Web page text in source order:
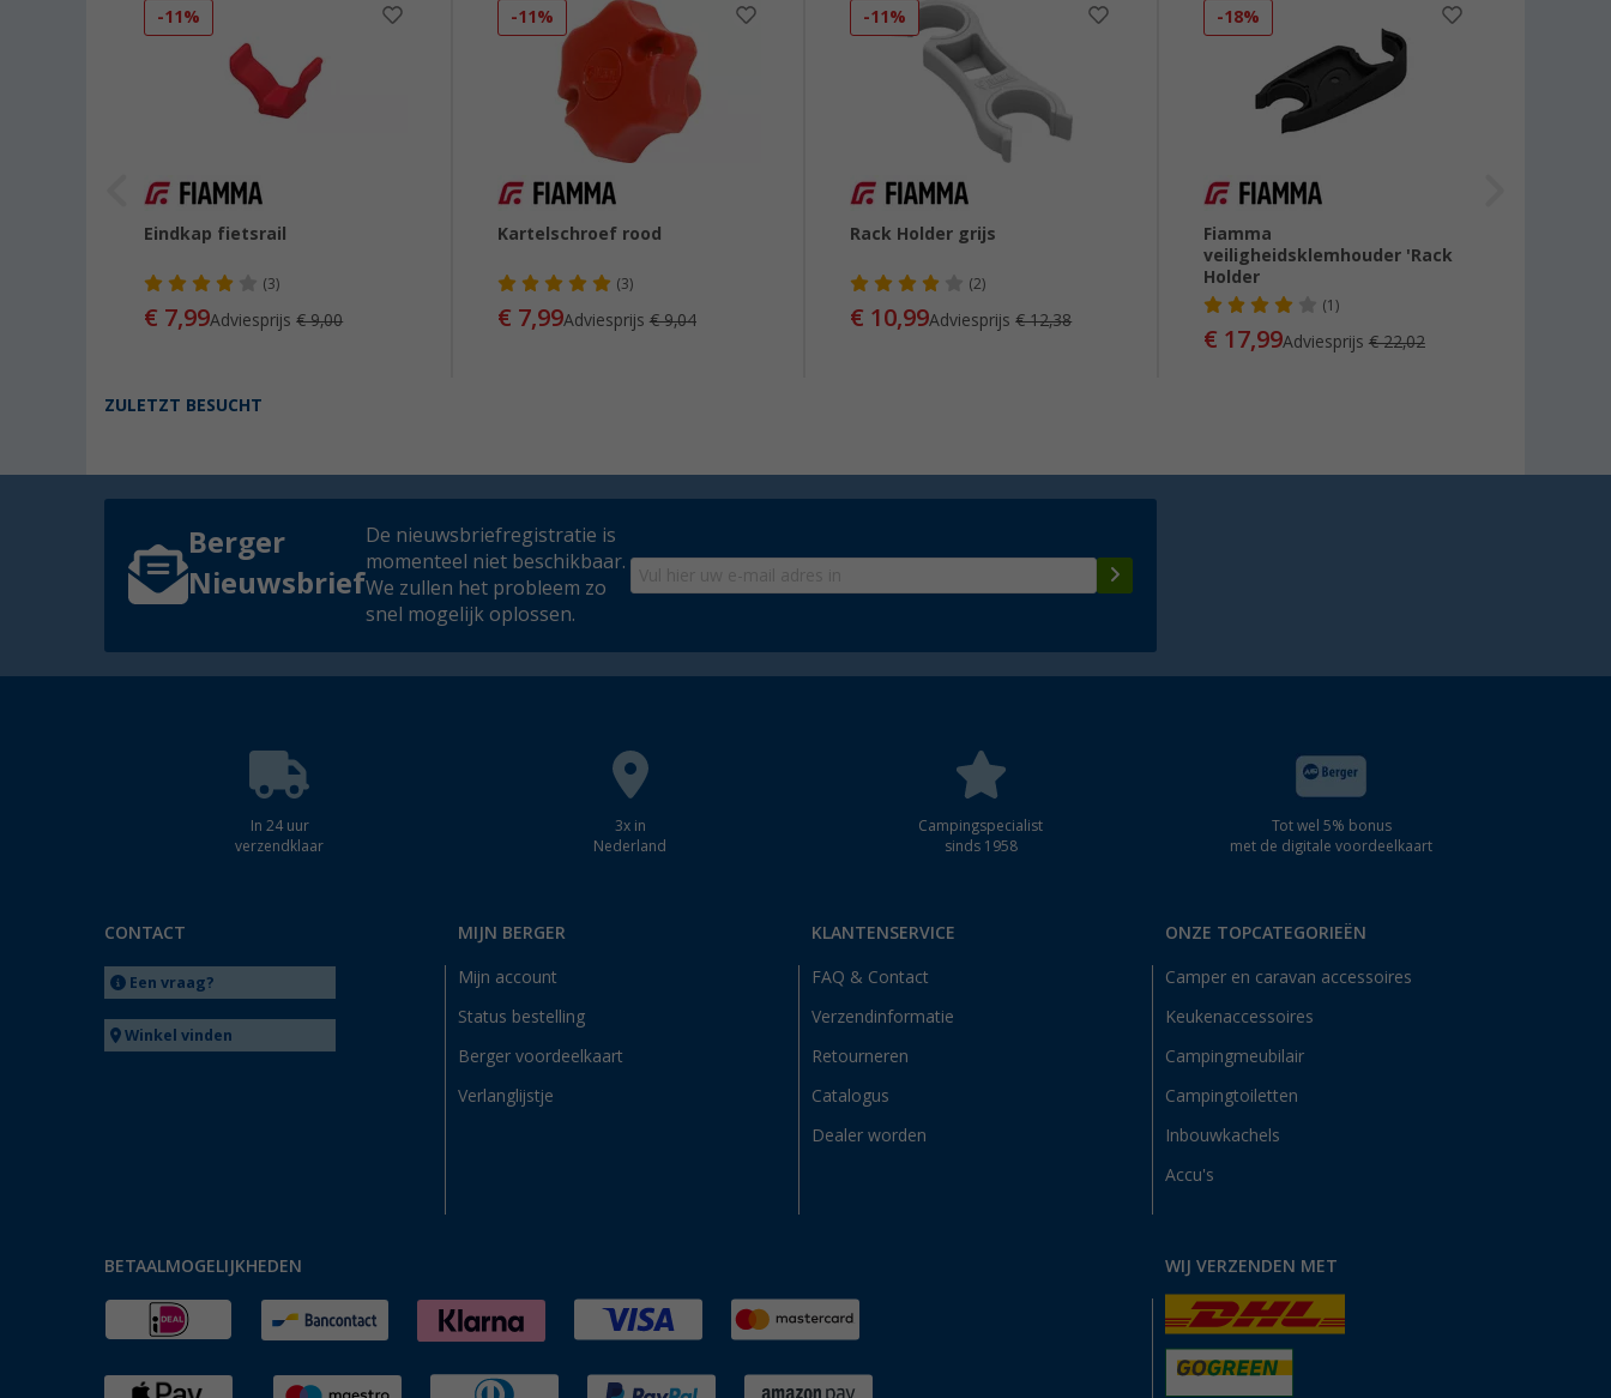
-11%
Eindkap fietsrail
(3)
€ 7,99Adviesprijs€ 9,00
-11%
Kartelschroef rood
(3)
€ 7,99Adviesprijs € 9,04
-11%
Rack Holder grijs
(2)
€ 10,99Adviesprijs€ 12,38
-18%
Fiamma
veiligheidsklemhouder 'Rack
Holder
(1)
€ 17,99Adviesprijs € 22,02
ZULETZT BESUCHT
Berger
Nieuwsbrief
De nieuwsbriefregistratie is
momenteel niet beschikbaar.
We zullen het probleem zo
snel mogelijk oplossen.
In 24 uur
verzendklaar
3x in
Nederland
Campingspecialist
sinds 1958
Tot wel 5% bonus
met de digitale voordeelkaart
CONTACT
Een vraag?
Winkel vinden
MIJN BERGER
Mijn account
Status bestelling
Berger voordeelkaart
Verlanglijstje
KLANTENSERVICE
FAQ & Contact
Verzendinformatie
Retourneren
Catalogus
Dealer worden
ONZE TOPCATEGORIEËN
Camper en caravan accessoires
Keukenaccessoires
Campingmeubilair
Campingtoiletten
Inbouwkachels
Accu's
BETAALMOGELIJKHEDEN WIJ VERZENDEN MET